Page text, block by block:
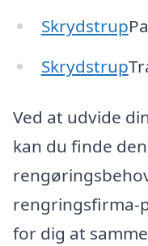
Skrydstrup
Skrydstrup
Ved at udvide
kan du finde
rengringsfirma-
for dig at